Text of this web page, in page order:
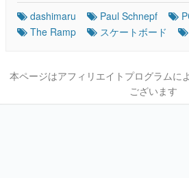
dashimaru Paul Schnepf
The Ramp
スケートボード
本ページはアフィリエイトプログラムに
ございます